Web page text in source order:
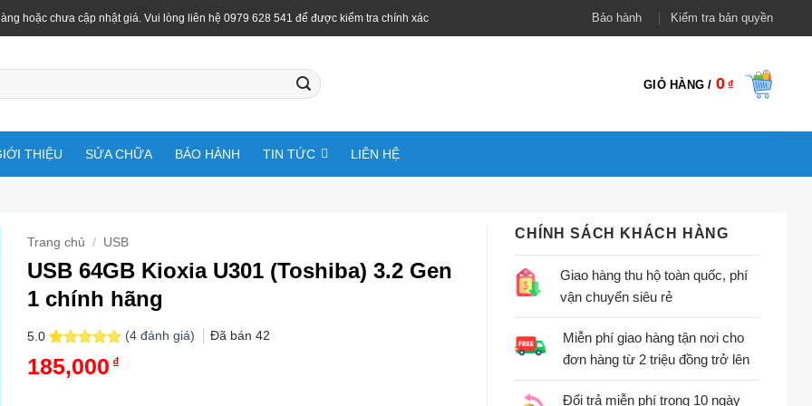
hoặc chưa cập nhật giá. Vui lòng liên hệ 0979 628 541 để được kiểm tra chính xác Bảo hành Kiểm tra bản quyền
GIỎ HÀNG / 0 ₫
THIỆU SỬA CHỮA BẢO HÀNH TIN TỨC LIÊN HỆ
Trang chủ / USB
USB 64GB Kioxia U301 (Toshiba) 3.2 Gen
1 chính hãng
5.0
5.0
trên 5
dựa trên
4
(4 đánh giá) Đã bán42
185,000 ₫
CHÍNH SÁCH KHÁCH HÀNG
Giao hàng thu hộ toàn quốc, phí
vận chuyển siêu rẻ
Miễn phí giao hàng tận nơi cho
đơn hàng từ 2 triệu đồng trở lên
Đổi trả miễn phí trong 10 ngày